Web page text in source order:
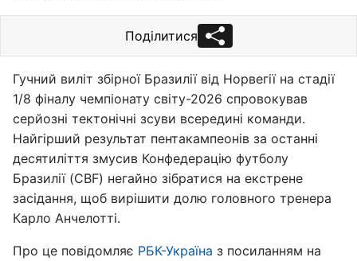
Поділитися
Гучний виліт збірної Бразилії від Норвегії на стадії
1/8 фіналу чемпіонату світу-2026 спровокував
серйозні тектонічні зсуви всередині команди.
Найгірший результат пентакампеонів за останні
десятиліття змусив Конфедерацію футболу
Бразилії (CBF) негайно зібратися на екстрене
засідання, щоб вирішити долю головного тренера
Карло Анчелотті.
Про це повідомляє РБК-Україна з посиланням на